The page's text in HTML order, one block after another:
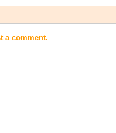
a comment.